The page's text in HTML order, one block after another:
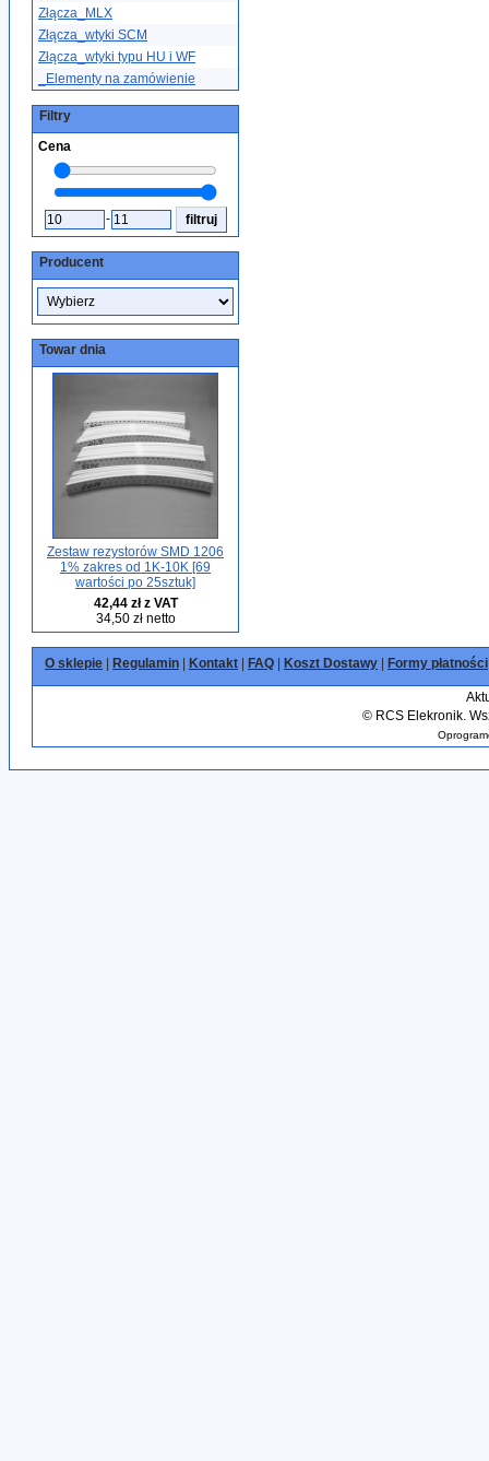
Złącza_MLX
Złącza_wtyki SCM
Złącza_wtyki typu HU i WF
_Elementy na zamówienie
Filtry
Cena
-
Producent
Towar dnia
Zestaw rezystorów SMD 1206
1% zakres od 1K-10K [69
wartości po 25sztuk]
42,44 zł z VAT
34,50 zł netto
O sklepie Regulamin Kontakt FAQ Koszt Dostawy Formy płatności
©RCS Elekronik.